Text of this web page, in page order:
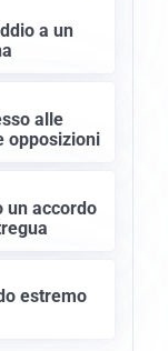
a un
alle
opposizioni
un accordo
estremo